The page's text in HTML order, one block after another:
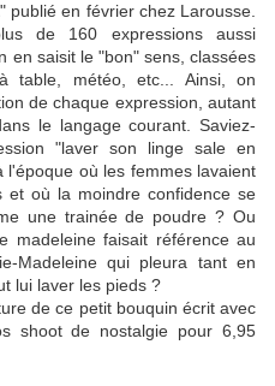
" publié en février chez Larousse.
de 160 expressions aussi
en saisit le "bon" sens, classées
table, météo, etc... Ainsi, on
de chaque expression, autant
le langage courant. Saviez-
"laver son linge sale en
l'époque où les femmes lavaient
et où la moindre confidence se
une trainée de poudre ? Ou
madeleine faisait référence au
Madeleine qui pleura tant en
lui laver les pieds ?
de ce petit bouquin écrit avec
shoot de nostalgie pour 6,95